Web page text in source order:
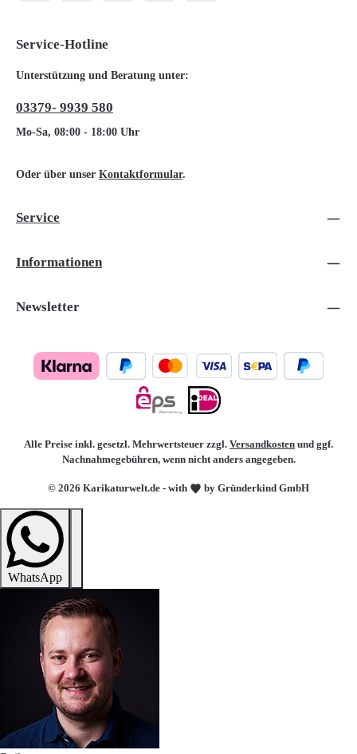
Service-Hotline
Unterstützung und Beratung unter:
03379- 9939 580
Mo-Sa, 08:00 - 18:00 Uhr
Oder über unser Kontaktformular.
Service
Informationen
Newsletter
© 2026 Karikaturwelt.de - with by Gründerkind GmbH
Alle Preise inkl. gesetzl. Mehrwertsteuer zzgl. Versandkosten und ggf.
Nachnahmegebühren, wenn nicht anders angegeben.
WhatsApp